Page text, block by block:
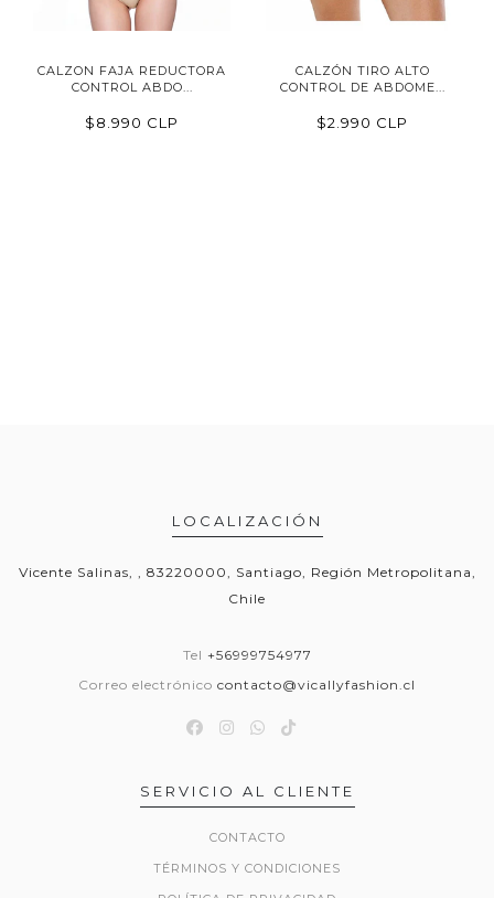
CALZON FAJA REDUCTORA
CONTROL ABDO...
$8.990 CLP
CALZÓN TIRO ALTO
CONTROL DE ABDOME...
$2.990 CLP
LOCALIZACIÓN
Vicente Salinas, , 83220000, Santiago, Región Metropolitana,
Chile
Tel +56999754977
Correo electrónico contacto@vicallyfashion.cl
SERVICIO AL CLIENTE
CONTACTO
TÉRMINOS Y CONDICIONES